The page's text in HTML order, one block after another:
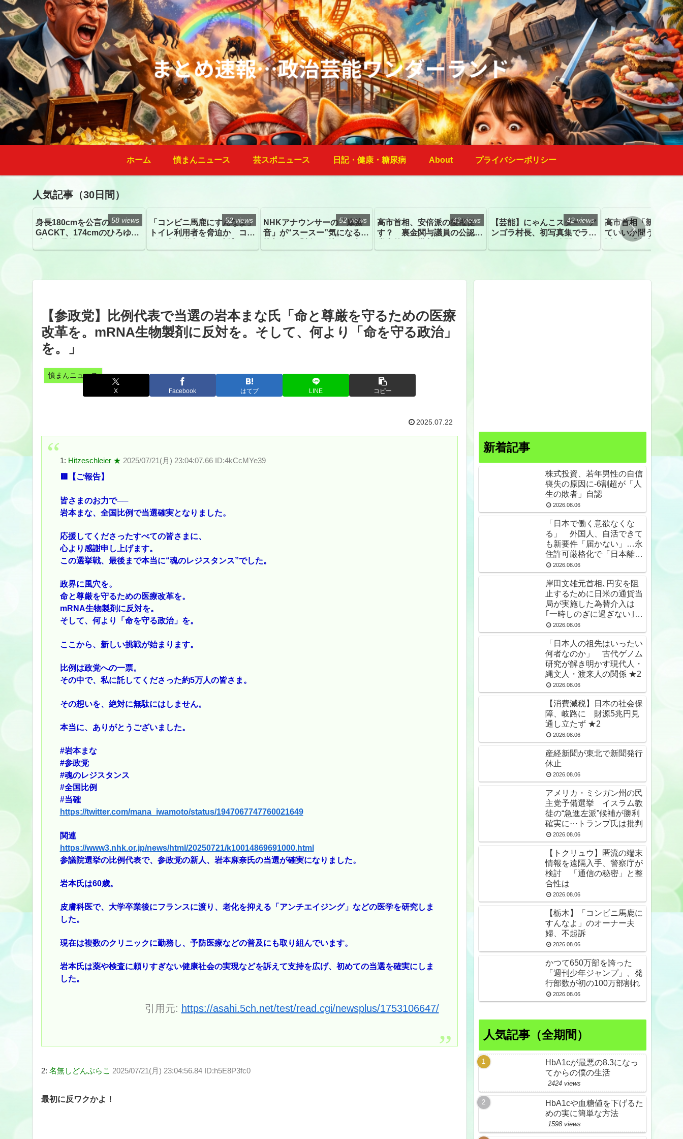
ホーム 憤まんニュース 芸スポニュース 日記・健康・糖尿病 About プライバシーポリシー
人気記事（30日間）
身長180cmを公言の
GACKT、174cmのひろゆき
トざわつき イベントでの写
58 views
「コンビニ馬鹿にすんなよ」
トイレ利用者を脅迫か コン
52 views
NHKアナウンサーの「摩擦
音」が“スースー”気になる指
聴こえる。聴きづらい」
52 views
高市首相、安倍派の復権促
す？ 裏金関与議員の公認、
43 views
【芸能】にゃんこスター・ア
ンゴラ村長、初写真集でラン
はデジタル写真集が異例の大
42 views
高市首相「新たな国
ていいか問う」 受
訴え！「高市自民に
【参政党】比例代表で当選の岩本まな氏「命と尊厳を守るための医療
改革を。mRNA生物製剤に反対を。そして、何より「命を守る政治」
を。」
憤まんニュース
X Facebook はてブ LINE コピー
2025.07.22
1: Hitzeschleier ★ 2025/07/21(月) 23:04:07.66 ID:4kCcMYe39
🟥【ご報告】
皆さまのお力で──
岩本まな、全国比例で当選確実となりました。
応援してくださったすべての皆さまに、
心より感謝申し上げます。
この選挙戦、最後まで本当に“魂のレジスタンス”でした。
政界に風穴を。
命と尊厳を守るための医療改革を。
mRNA生物製剤に反対を。
そして、何より「命を守る政治」を。
ここから、新しい挑戦が始まります。
比例は政党への一票。
その中で、私に託してくださった約5万人の皆さま。
その想いを、絶対に無駄にはしません。
本当に、ありがとうございました。
#岩本まな
#参政党
#魂のレジスタンス
#全国比例
#当確
https://twitter.com/mana_iwamoto/status/1947067747760021649
関連
https://www3.nhk.or.jp/news/html/20250721/k10014869691000.html
参議院選挙の比例代表で、参政党の新人、岩本麻奈氏の当選が確実になりました。
岩本氏は60歳。
皮膚科医で、大学卒業後にフランスに渡り、老化を抑える「アンチエイジング」などの医学を研究しま
した。
現在は複数のクリニックに勤務し、予防医療などの普及にも取り組んでいます。
岩本氏は薬や検査に頼りすぎない健康社会の実現などを訴えて支持を広げ、初めての当選を確実にしま
した。
引用元: https://asahi.5ch.net/test/read.cgi/newsplus/1753106647/
2: 名無しどんぶらこ 2025/07/21(月) 23:04:56.84 ID:h5E8P3fc0
最初に反ワクかよ！
新着記事
株式投資、若年男性の自信
喪失の原因に-6割超が「人
生の敗者」自認
2026.08.06
「日本で働く意欲なくな
る」 外国人、自活できて
も新要件「届かない」…永
住許可厳格化で「日本離
れ」か ★4
2026.08.06
岸田文雄元首相､円安を阻
止するために日米の通貨当
局が実施した為替介入は
｢一時しのぎに過ぎない｣と
の認識を示す
2026.08.06
「日本人の祖先はいったい
何者なのか」 古代ゲノム
研究が解き明かす現代人・
縄文人・渡来人の関係 ★2
2026.08.06
【消費減税】日本の社会保
障、岐路に 財源5兆円見
通し立たず ★2
2026.08.06
産経新聞が東北で新聞発行
休止
2026.08.06
アメリカ・ミシガン州の民
主党予備選挙 イスラム教
徒の“急進左派”候補が勝利
確実に⋯トランプ氏は批判
2026.08.06
【トクリュウ】匿流の端末
情報を遠隔入手、警察庁が
検討 「通信の秘密」と整
合性は
2026.08.06
【栃木】「コンビニ馬鹿に
すんなよ」のオーナー夫
婦、不起訴
2026.08.06
かつて650万部を誇った
「週刊少年ジャンプ」、発
行部数が初の100万部割れ
2026.08.06
人気記事（全期間）
HbA1cが最悪の8.3になっ
てからの僕の生活
2424 views
HbA1cや血糖値を下げるた
めの実に簡単な方法
1598 views